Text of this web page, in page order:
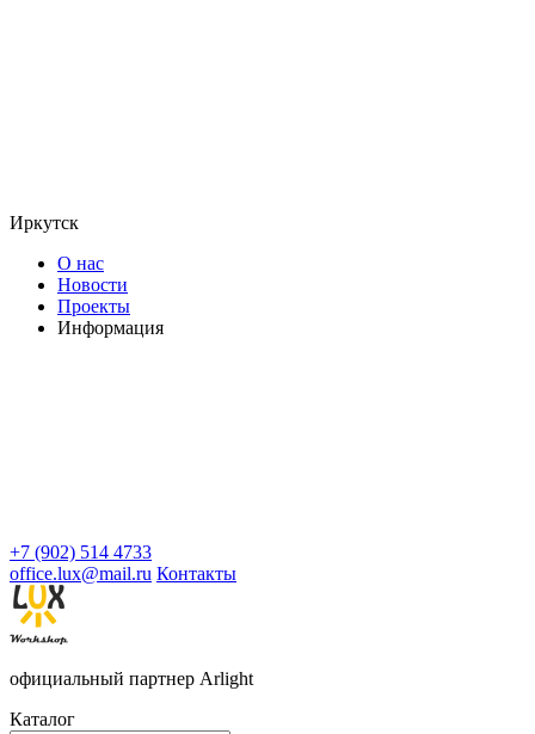
Иркутск
О нас
Новости
Проекты
Информация
+7 (902) 514 4733
office.lux@mail.ru Контакты
официальный партнер Arlight
Каталог